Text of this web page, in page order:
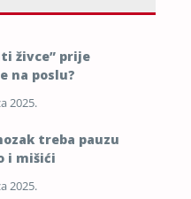
živce” prije
na poslu?
2025.
treba pauzu
i mišići
2025.